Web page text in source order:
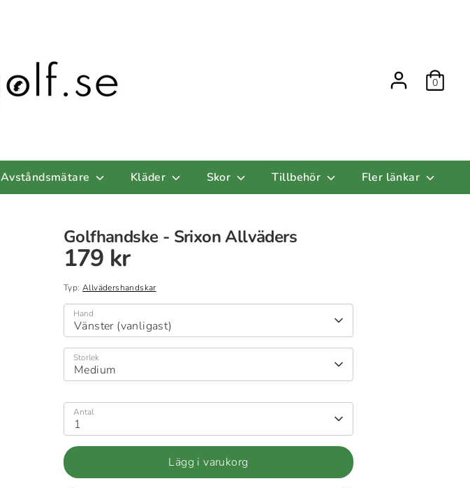
0
Avståndsmätare Kläder Skor Tillbehör Fler länkar
Golfhandske - Srixon Allväders
179 kr
Typ: Allvädershandskar
Hand
Vänster (vanligast)
Storlek
Medium
Antal
1
Lägg i varukorg